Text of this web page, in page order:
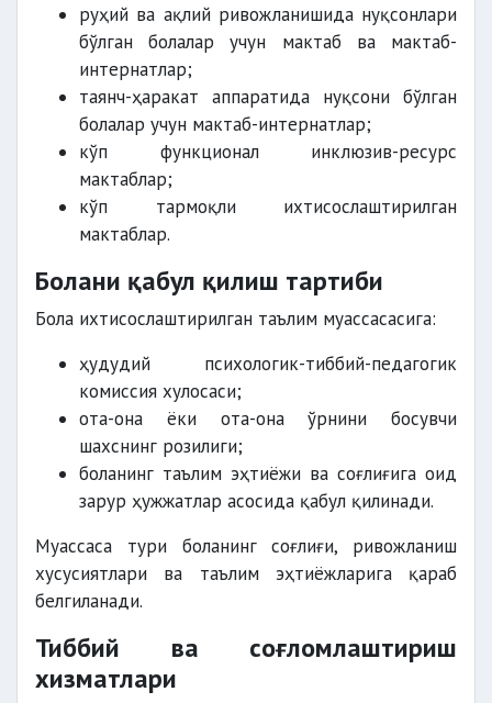
руҳий ва ақлий ривожланишида нуқсонлари
бўлган болалар учун мактаб ва мактаб-
интернатлар;
таянч-ҳаракат аппаратида нуқсони бўлган
болалар учун мактаб-интернатлар;
кўп функционал инклюзив-ресурс
мактаблар;
кўп тармоқли ихтисослаштирилган
мактаблар.
Болани қабул қилиш тартиби
Бола ихтисослаштирилган таълим муассасасига:
ҳудудий психологик-тиббий-педагогик
комиссия хулосаси;
ота-она ёки ота-она ўрнини босувчи
шахснинг розилиги;
боланинг таълим эҳтиёжи ва соғлиғига оид
зарур ҳужжатлар асосида қабул қилинади.
Муассаса тури боланинг соғлиғи, ривожланиш
хусусиятлари ва таълим эҳтиёжларига қараб
белгиланади.
Тиббий ва соғломлаштириш
хизматлари